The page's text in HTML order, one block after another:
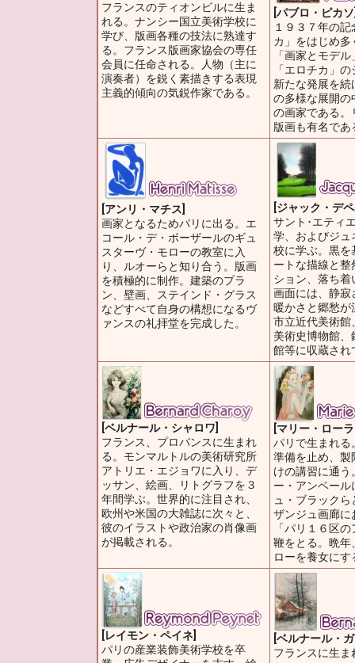
フランスのティオンビルに生ま
れる。ナンシー国立美術学校に
学び、版画各種の技法に熟達す
る。フランス版画家協会の専任
会員に任命される。人物（主に
演奏者）を鋭く素描きする表現
主義的傾向の気鋭作家である。
[パブロ・ピカ
１９３７年の
カ」をはじめ
「画家とモデ
「エロチカ」
新たな発展を
の多様な展開の
の画家である。
版画も有名であ
[アンリ・マチス]
画家となるためパリに出る。エ
コール・デ・ボーザールのギュ
スターヴ・モローの教室に入
り、ルオーらと知り合う。版画
を積極的に制作。建築のプラ
ン、壁画、ステインド・グラス
などすべて自身の構想になるヴ
ァンスの礼拝堂を完成した。
[ジャック・デ
サント･エティ
学、およびジュ
校に学ぶ。黒を
ートな描線と
ション、落ち
画面には、静寂
暖かさと郷愁が
市立近代美術館
美術史博物館
館等に収蔵され
[ベルナール・シャロワ]
フランス、プロバンスに生まれ
る。モンマルトルの美術研究所
アトリエ・エジョワに入り、デ
ッサン、絵画、リトグラフを３
年間学ぶ。世界的に注目され、
欧州や米国の大雑誌に次々と、
彼のイラストや政治家の肖像画
が掲載される。
[マリー・ロー
パリで生まれる
準備を止め、製
けの講習に通
ー・アンベー
ュ・ブラック
ザンジュ画廊に
「パリ１６区
鞭をとる。晩年
ローを養女にす
[レイモン・ペイネ]
パリの産業装飾美術学校を卒
[ベルナール・
フランスに生